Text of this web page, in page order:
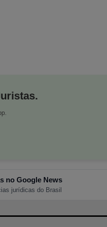
no Google News
jurídicas do Brasil